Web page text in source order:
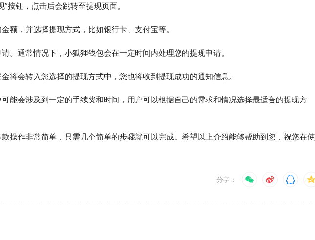
按钮，点击后会跳转至提现页面。
额，并选择提现方式，比如银行卡、支付宝等。
。通常情况下，小狐狸钱包会在一定时间内处理您的提现申请。
将会转入您选择的提现方式中，您也将收到提现成功的通知信息。
能会涉及到一定的手续费和时间，用户可以根据自己的需求和情况选择最适合的提现方
操作非常简单，只需几个简单的步骤就可以完成。希望以上介绍能够帮助到您，祝您在使
分享：